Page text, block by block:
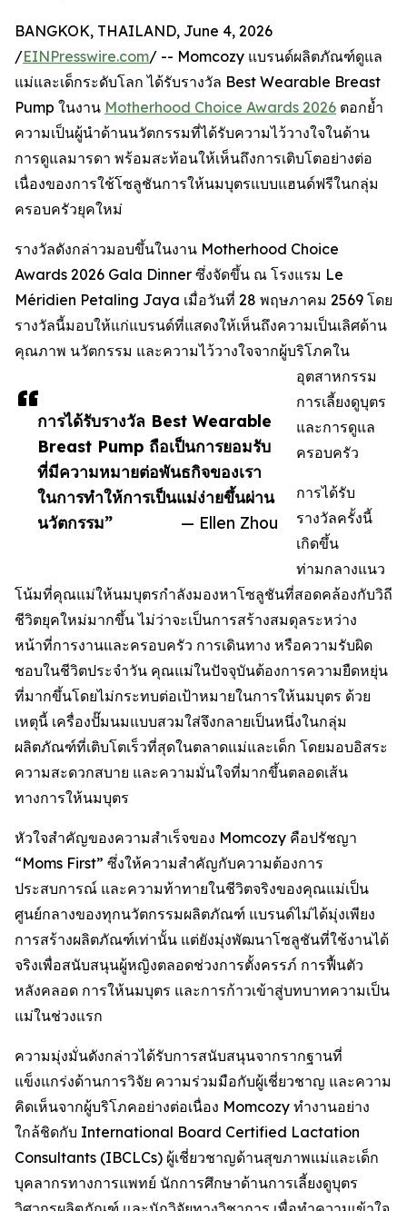
การได้รับรางวัล Best Wearable
Breast Pump ถือเป็นการยอมรับ
ที่มีความหมายต่อพันธกิจของเรา
ในการทำให้การเป็นแม่ง่ายขึ้นผ่าน
นวัตกรรม”
— Ellen Zhou
BANGKOK, THAILAND, June 4, 2026
/EINPresswire.com/ -- Momcozy แบรนด์ผลิตภัณฑ์ดูแล
แม่และเด็กระดับโลก ได้รับรางวัล Best Wearable Breast
Pump ในงาน Motherhood Choice Awards 2026 ตอกย้ำ
ความเป็นผู้นำด้านนวัตกรรมที่ได้รับความไว้วางใจในด้าน
การดูแลมารดา พร้อมสะท้อนให้เห็นถึงการเติบโตอย่างต่อ
เนื่องของการใช้โซลูชันการให้นมบุตรแบบแฮนด์ฟรีในกลุ่ม
ครอบครัวยุคใหม่
รางวัลดังกล่าวมอบขึ้นในงาน Motherhood Choice
Awards 2026 Gala Dinner ซึ่งจัดขึ้น ณ โรงแรม Le
Méridien Petaling Jaya เมื่อวันที่ 28 พฤษภาคม 2569 โดย
รางวัลนี้มอบให้แก่แบรนด์ที่แสดงให้เห็นถึงความเป็นเลิศด้าน
คุณภาพ นวัตกรรม และความไว้วางใจจากผู้บริโภคใน
อุตสาหกรรม
การเลี้ยงดูบุตร
และการดูแล
ครอบครัว
การได้รับ
รางวัลครั้งนี้
เกิดขึ้น
ท่ามกลางแนว
โน้มที่คุณแม่ให้นมบุตรกำลังมองหาโซลูชันที่สอดคล้องกับวิถี
ชีวิตยุคใหม่มากขึ้น ไม่ว่าจะเป็นการสร้างสมดุลระหว่าง
หน้าที่การงานและครอบครัว การเดินทาง หรือความรับผิด
ชอบในชีวิตประจำวัน คุณแม่ในปัจจุบันต้องการความยืดหยุ่น
ที่มากขึ้นโดยไม่กระทบต่อเป้าหมายในการให้นมบุตร ด้วย
เหตุนี้ เครื่องปั๊มนมแบบสวมใส่จึงกลายเป็นหนึ่งในกลุ่ม
ผลิตภัณฑ์ที่เติบโตเร็วที่สุดในตลาดแม่และเด็ก โดยมอบอิสระ
ความสะดวกสบาย และความมั่นใจที่มากขึ้นตลอดเส้น
ทางการให้นมบุตร
หัวใจสำคัญของความสำเร็จของ Momcozy คือปรัชญา
“Moms First” ซึ่งให้ความสำคัญกับความต้องการ
ประสบการณ์ และความท้าทายในชีวิตจริงของคุณแม่เป็น
ศูนย์กลางของทุกนวัตกรรมผลิตภัณฑ์ แบรนด์ไม่ได้มุ่งเพียง
การสร้างผลิตภัณฑ์เท่านั้น แต่ยังมุ่งพัฒนาโซลูชันที่ใช้งานได้
จริงเพื่อสนับสนุนผู้หญิงตลอดช่วงการตั้งครรภ์ การฟื้นตัว
หลังคลอด การให้นมบุตร และการก้าวเข้าสู่บทบาทความเป็น
แม่ในช่วงแรก
ความมุ่งมั่นดังกล่าวได้รับการสนับสนุนจากรากฐานที่
แข็งแกร่งด้านการวิจัย ความร่วมมือกับผู้เชี่ยวชาญ และความ
คิดเห็นจากผู้บริโภคอย่างต่อเนื่อง Momcozy ทำงานอย่าง
ใกล้ชิดกับ International Board Certified Lactation
Consultants (IBCLCs) ผู้เชี่ยวชาญด้านสุขภาพแม่และเด็ก
บุคลากรทางการแพทย์ นักการศึกษาด้านการเลี้ยงดูบุตร